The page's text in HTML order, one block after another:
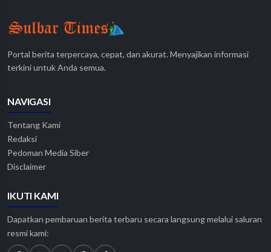
Portal berita terpercaya, cepat, dan akurat. Menyajikan informasi
terkini untuk Anda semua.
NAVIGASI
Tentang Kami
Redaksi
Pedoman Media Siber
Disclaimer
IKUTI KAMI
Dapatkan pembaruan berita terbaru secara langsung melalui saluran
resmi kami: